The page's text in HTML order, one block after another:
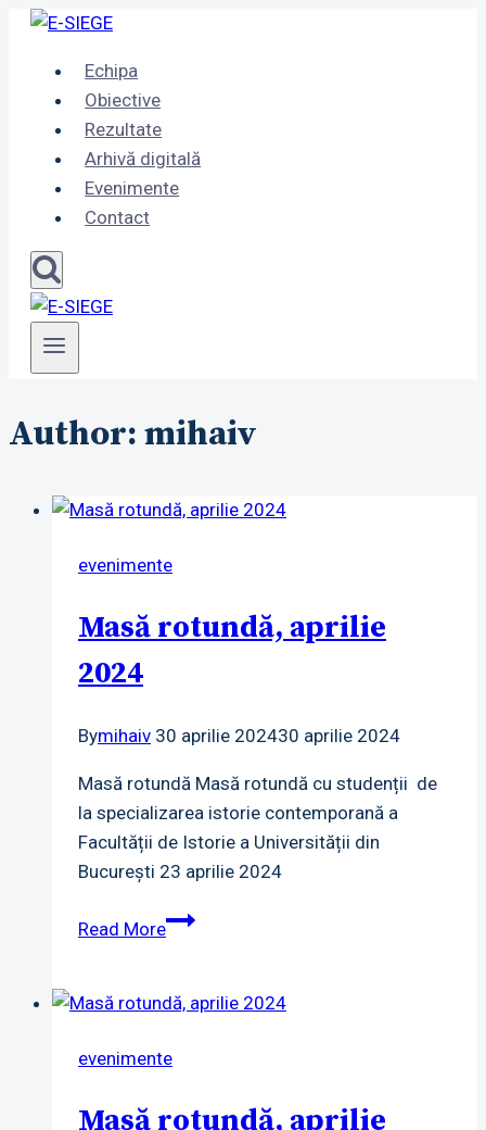
Skip
content
Echipa
Obiective
Rezultate
Arhivă digitală
Evenimente
Contact
Author: mihaiv
evenimente
Masă rotundă, aprilie
2024
Bymihaiv 30 aprilie 202430 aprilie 2024
Masă rotundă Masă rotundă cu studenții de
la specializarea istorie contemporană a
Facultății de Istorie a Universității din
București 23 aprilie 2024
Read MoreMasă
2024
evenimente
Masă rotundă, aprilie